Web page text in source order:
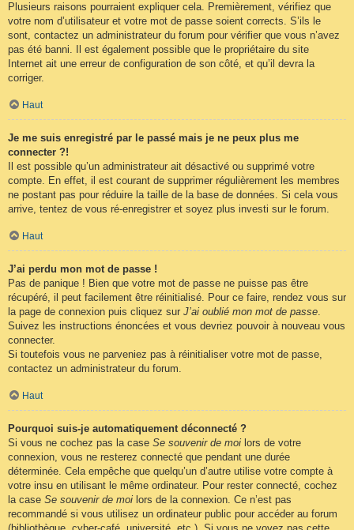
Plusieurs raisons pourraient expliquer cela. Premièrement, vérifiez que
votre nom d’utilisateur et votre mot de passe soient corrects. S’ils le
sont, contactez un administrateur du forum pour vérifier que vous n’avez
pas été banni. Il est également possible que le propriétaire du site
Internet ait une erreur de configuration de son côté, et qu’il devra la
corriger.
Haut
Je me suis enregistré par le passé mais je ne peux plus me
connecter ?!
Il est possible qu’un administrateur ait désactivé ou supprimé votre
compte. En effet, il est courant de supprimer régulièrement les membres
ne postant pas pour réduire la taille de la base de données. Si cela vous
arrive, tentez de vous ré-enregistrer et soyez plus investi sur le forum.
Haut
J’ai perdu mon mot de passe !
Pas de panique ! Bien que votre mot de passe ne puisse pas être
récupéré, il peut facilement être réinitialisé. Pour ce faire, rendez vous sur
la page de connexion puis cliquez sur J’ai oublié mon mot de passe.
Suivez les instructions énoncées et vous devriez pouvoir à nouveau vous
connecter.
Si toutefois vous ne parveniez pas à réinitialiser votre mot de passe,
contactez un administrateur du forum.
Haut
Pourquoi suis-je automatiquement déconnecté ?
Si vous ne cochez pas la case Se souvenir de moi lors de votre
connexion, vous ne resterez connecté que pendant une durée
déterminée. Cela empêche que quelqu’un d’autre utilise votre compte à
votre insu en utilisant le même ordinateur. Pour rester connecté, cochez
la case Se souvenir de moi lors de la connexion. Ce n’est pas
recommandé si vous utilisez un ordinateur public pour accéder au forum